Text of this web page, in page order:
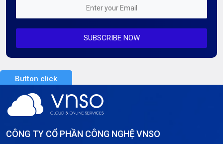
Mỗi tuần 01 Server
Server Dedicated (Máy chủ riêng)
Server GPU
Server Windows
SUBSCRIBE NOW
Button click
CÔNG TY CỔ PHẦN CÔNG NGHỆ VNSO